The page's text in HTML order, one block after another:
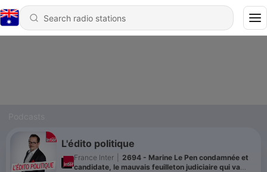
L'édito politique
France Inter
2694 - Marine Le Pen condamnée et
candidate, le mauvais feuilleton judiciaire qui va